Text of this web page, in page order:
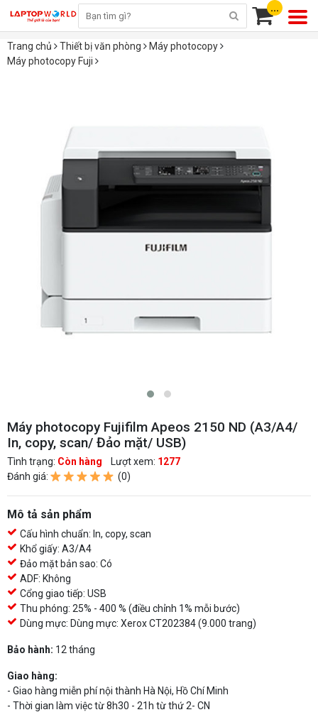
...
Trang chủ Thiết bị văn phòng
Máy photocopy
Máy photocopy Fuji
Máy photocopy Fujifilm Apeos 2150 ND (A3/A4/
In, copy, scan/ Đảo mặt/ USB)
Tình trạng: Còn hàng Lượt xem: 1277
Đánh giá:
(0)
Mô tả sản phẩm
Cấu hình chuẩn: In, copy, scan
Khổ giấy: A3/A4
Đảo mặt bản sao: Có
ADF: Không
Cổng giao tiếp: USB
Thu phóng: 25% - 400 % (điều chỉnh 1% mỗi bước)
Dùng mực: Dùng mực: Xerox CT202384 (9.000 trang)
Bảo hành: 12 tháng
Giao hàng:
- Giao hàng miễn phí nội thành Hà Nội, Hồ Chí Minh
- Thời gian làm việc từ 8h30 - 21h từ thứ 2- CN